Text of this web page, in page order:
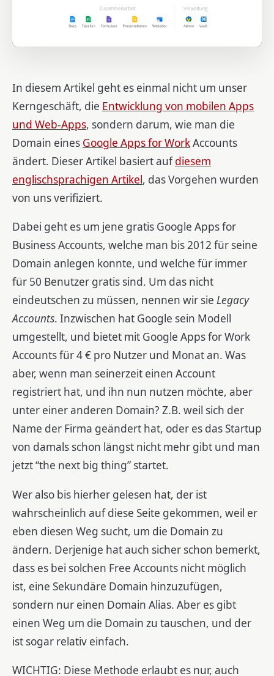
In diesem Artikel geht es einmal nicht um unser
Kerngeschäft, die Entwicklung von mobilen Apps
und Web-Apps, sondern darum, wie man die
Domain eines Google Apps for WorkAccounts
ändert. Dieser Artikel basiert aufdiesem
englischsprachigen Artikel, das Vorgehen wurden
von uns verifiziert.
Dabei geht es um jene gratis Google Apps for
Business Accounts, welche man bis 2012 für seine
Domain anlegen konnte, und welche für immer
für 50 Benutzer gratis sind. Um das nicht
eindeutschen zu müssen, nennen wir sie Legacy
Accounts. Inzwischen hat Google sein Modell
umgestellt, und bietet mit Google Apps for Work
Accounts für 4 € pro Nutzer und Monat an. Was
aber, wenn man seinerzeit einen Account
registriert hat, und ihn nun nutzen möchte, aber
unter einer anderen Domain? Z.B. weil sich der
Name der Firma geändert hat, oder es das Startup
von damals schon längst nicht mehr gibt und man
jetzt “the next big thing” startet.
Wer also bis hierher gelesen hat, der ist
wahrscheinlich auf diese Seite gekommen, weil er
eben diesen Weg sucht, um die Domain zu
ändern. Derjenige hat auch sicher schon bemerkt,
dass es bei solchen Free Accounts nicht möglich
ist, eine Sekundäre Domain hinzuzufügen,
sondern nur einen Domain Alias. Aber es gibt
einen Weg um die Domain zu tauschen, und der
ist sogar relativ einfach.
WICHTIG: Diese Methode erlaubt es nur, auch